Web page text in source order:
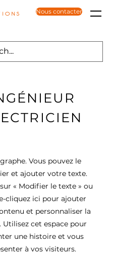
Nous contacter
Vous pouvez le
et ajouter votre texte.
« Modifier le texte » ou
cliquez ici pour ajouter
et personnaliser la
Utilisez cet espace pour
une histoire et vous
à vos visiteurs.